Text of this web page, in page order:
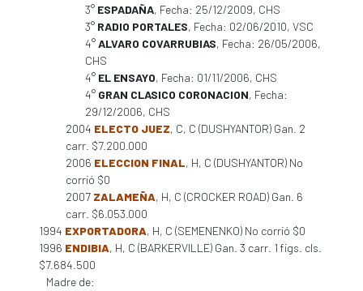
3° ESPADAÑA, Fecha: 25/12/2009, CHS
3° RADIO PORTALES, Fecha: 02/06/2010, VSC
4°ALVARO COVARRUBIAS, Fecha: 26/05/2006,
CHS
4° EL ENSAYO, Fecha: 01/11/2006, CHS
4° GRAN CLASICO CORONACION, Fecha:
29/12/2006, CHS
2004 ELECTO JUEZ, C, C (DUSHYANTOR) Gan. 2
carr. $7.200.000
2006 ELECCION FINAL, H, C (DUSHYANTOR) No
corrió $0
2007 ZALAMEÑA, H, C (CROCKER ROAD) Gan. 6
carr. $6.053.000
1994 EXPORTADORA, H, C (SEMENENKO) No corrió $0
1996 ENDIBIA, H, C (BARKERVILLE) Gan. 3 carr. 1 figs. cls.
$7.684.500
Madre de: